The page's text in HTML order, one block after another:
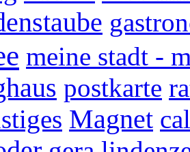
meine stadt -
postkarte
Magnet